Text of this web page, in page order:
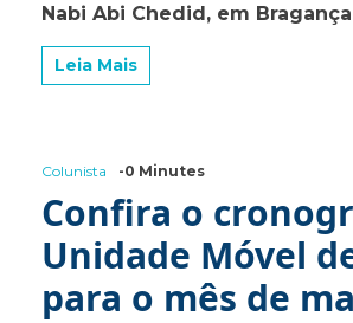
o
Nabi Abi Chedid, em
Leia Mais
Colunista -0 Minutes
Confira o
Unidade Móvel
para o mês de